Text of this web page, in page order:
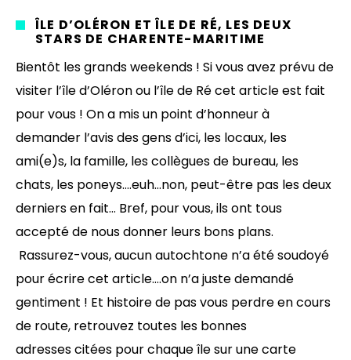
ÎLE D’OLÉRON ET ÎLE DE RÉ, LES DEUX
STARS DE CHARENTE-MARITIME
Bientôt les grands weekends ! Si vous avez prévu de
visiter l’île d’Oléron ou l’île de Ré cet article est fait
pour vous ! On a mis un point d’honneur à
demander l’avis des gens d’ici, les locaux, les
ami(e)s, la famille, les collègues de bureau, les
chats, les poneys….euh…non, peut-être pas les deux
derniers en fait… Bref, pour vous, ils ont tous
accepté de nous donner leurs bons plans.
Rassurez-vous, aucun autochtone n’a été soudoyé
pour écrire cet article….on n’a juste demandé
gentiment ! Et histoire de pas vous perdre en cours
de route, retrouvez toutes les bonnes
adresses citées pour chaque île sur une carte